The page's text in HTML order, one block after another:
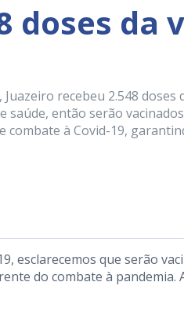
doses da
recebeu 2.548 doses
saúde, então serão
combate à Covid-19,
esclarecemos que serão
do combate à pandemia.